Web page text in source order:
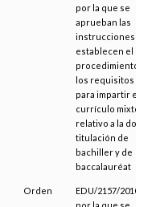
por la que se
aprueban las
instrucciones que
establecen el
procedimiento y
los requisitos
para impartir el
currículo mixto
relativo a la doble
titulación de
bachiller y de
baccalauréat
Orden
EDU/2157/2010,